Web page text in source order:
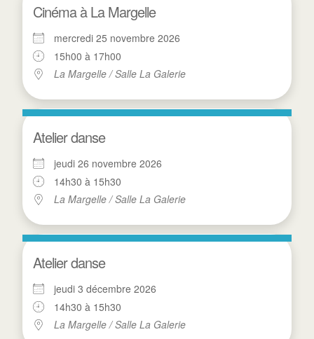
Cinéma à La Margelle
mercredi 25 novembre 2026
15h00 à 17h00
La Margelle / Salle La Galerie
Atelier danse
jeudi 26 novembre 2026
14h30 à 15h30
La Margelle / Salle La Galerie
Atelier danse
jeudi 3 décembre 2026
14h30 à 15h30
La Margelle / Salle La Galerie